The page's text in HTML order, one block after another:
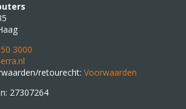
3000
retourecht: Voorwaarden
27307264